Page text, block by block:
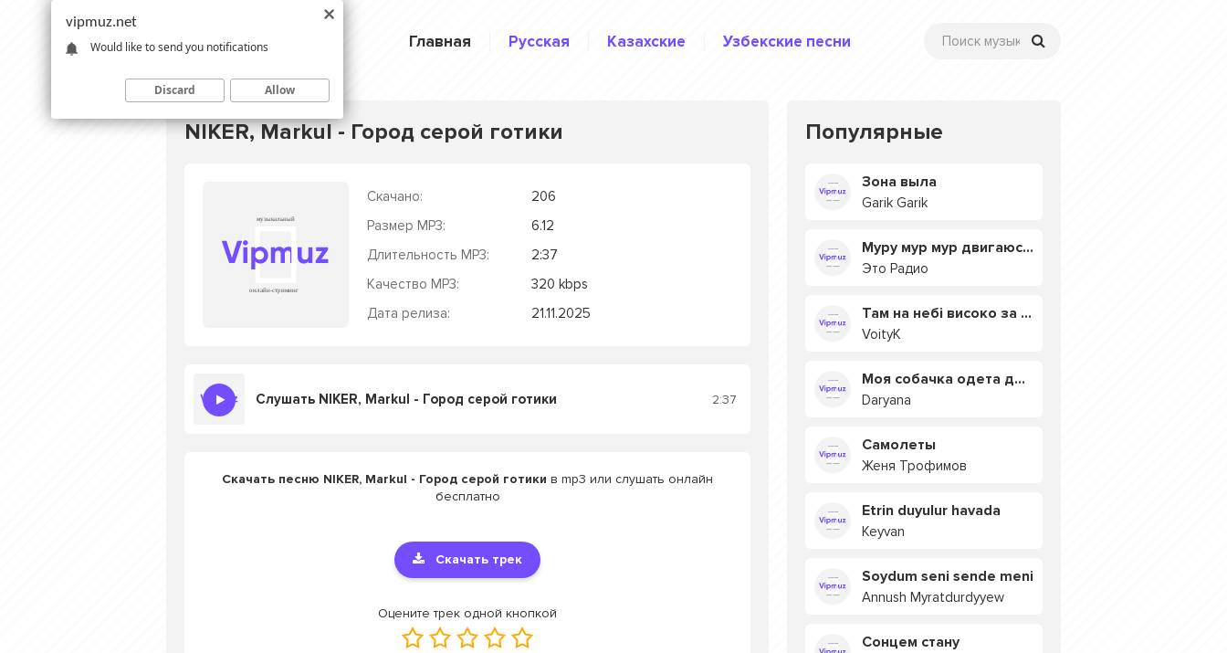
Главная Русская Казахские Узбекские песни
NIKER, Markul - Город серой готики
Скачано:
206
Размер MP3:
6.12
Длительность MP3:
2:37
Качество MP3:
320 kbps
Дата релиза:
21.11.2025
Слушать NIKER, Markul - Город серой готики 2:37
Скачать песню NIKER, Markul - Город серой готики в mp3 или слушать онлайн
бесплатно
Скачать трек
Оцените трек одной кнопкой
Популярные
Зона выла
Garik Garik
Муру мур мур двигаюсь на мурмулях
Это Радио
Там на небі високо за хмарами
VoityK
Моя собачка одета дороже тебя
Daryana
Самолеты
Женя Трофимов
Etrin duyulur havada
Keyvan
Soydum seni sende meni
Annush Myratdurdyyew
Сонцем стану
vipmuz.net
Would like to send you notifications
Discard Allow